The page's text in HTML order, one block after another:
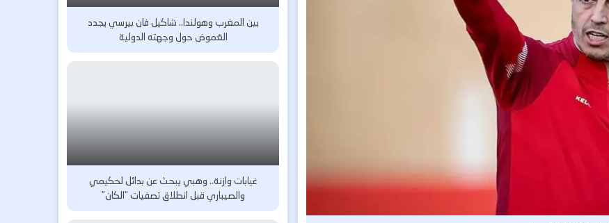
بين المغرب وهولندا.. شاكيل فان بيرسي يجدد
الغموض حول وجهته الدولية
غيابات وازنة.. وهبي يبحث عن بدائل لحكيمي
والصيباري قبل انطلاق تصفيات “الكان”